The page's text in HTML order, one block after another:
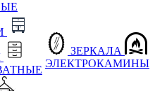
ЗЕРКАЛА
ЭЛЕКТРОКАМИНЫ